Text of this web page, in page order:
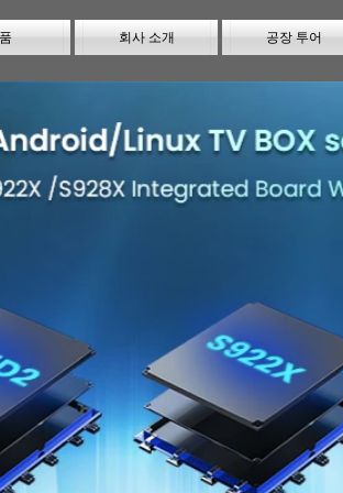
회사 소개 공장 투어